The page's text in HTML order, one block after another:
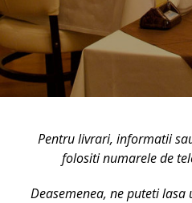
Pentru livrari, informatii
folositi numarele de
Deasemenea, ne puteti